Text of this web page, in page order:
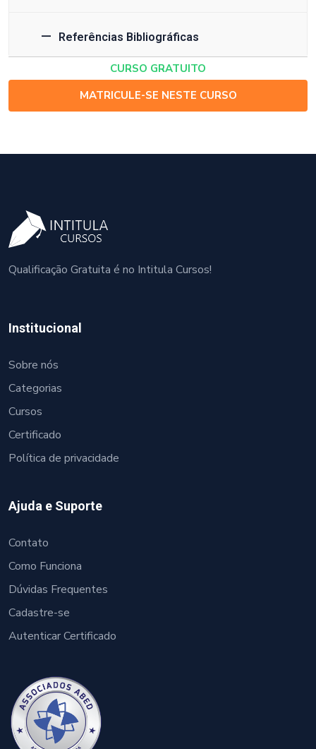
Referências Bibliográficas
CURSO GRATUITO
MATRICULE-SE NESTE CURSO
Qualificação Gratuita é no Intitula Cursos!
Institucional
Sobre nós
Categorias
Cursos
Certificado
Política de privacidade
Ajuda e Suporte
Contato
Como Funciona
Dúvidas Frequentes
Cadastre-se
Autenticar Certificado